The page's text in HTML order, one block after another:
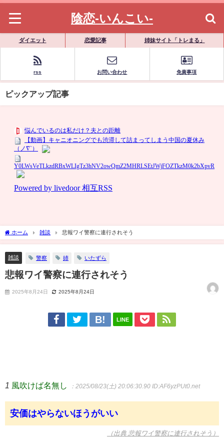
陰恋-いんこい-
ダイエット 恋愛記事 姉妹サイト「トレまる」
rss お問い合わせ 免責事項
ピックアップ記事
ホーム 雑談 悲報ワイ警察に連行されそう
雑談 警察 姉 いたずら
悲報ワイ警察に連行されそう
2025年8月24日 2025年8月24日
LINE
1 風吹けば名無し ：2025/08/23(土) 20:06:30.90 ID:AF6yzPUt0.net
安価はやらないほうがいい
（出典 悲報ワイ警察に連行されそう）